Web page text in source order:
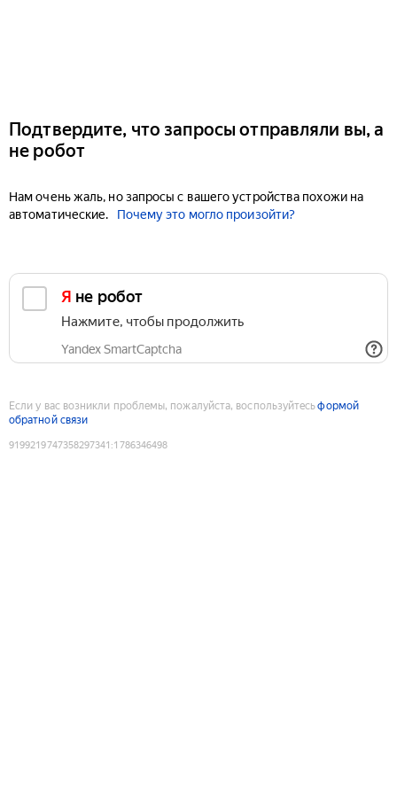
Подтвердите, что запросы отправляли вы, а
не робот
Нам очень жаль, но запросы с вашего устройства похожи на
автоматические.
Почему это могло произойти?
Я не робот
Нажмите, чтобы продолжить
Yandex SmartCaptcha
Если у вас возникли проблемы, пожалуйста, воспользуйтесьформой
обратной связи
9199219747358297341 :1786346498